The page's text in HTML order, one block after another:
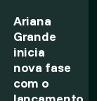
Ariana
Grande
inicia
nova fase
com o